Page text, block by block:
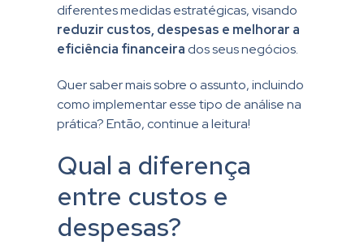
diferentes medidas estratégicas, visando
reduzir custos, despesas e melhorar a
eficiência financeira dos seus negócios.
Quer saber mais sobre o assunto, incluindo
como implementar esse tipo de análise na
prática? Então, continue a leitura!
Qual a diferença
entre custos e
despesas?